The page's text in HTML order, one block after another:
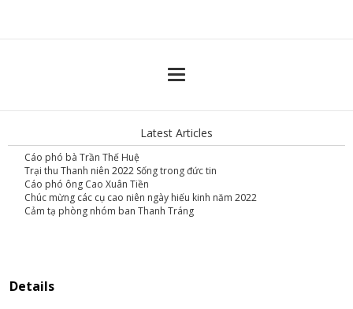
Latest Articles
Cáo phó bà Trần Thế Huệ
Trại thu Thanh niên 2022 Sống trong đức tin
Cáo phó ông Cao Xuân Tiền
Chúc mừng các cụ cao niên ngày hiếu kinh năm 2022
Cảm tạ phòng nhóm ban Thanh Tráng
Details